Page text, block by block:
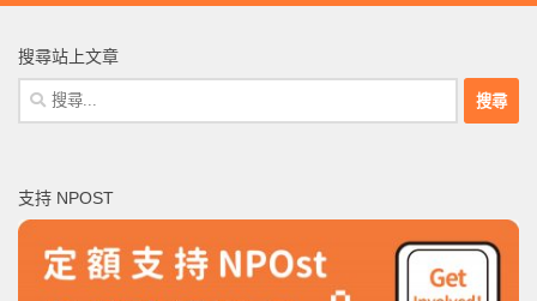
搜尋站上文章
搜
尋
字:
支持 NPOST